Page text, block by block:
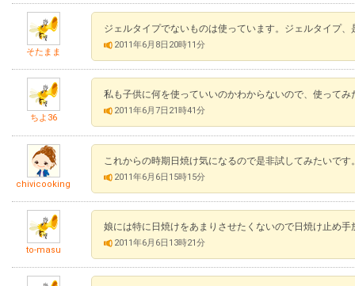
そたまま
ジェルタイプでないものは使っています。ジェルタイプ、
2011年6月8日20時11分
ちよ36
私も子供に何を使っていいのかわからないので、使ってみ
2011年6月7日21時41分
chivicooking
これからの時期日焼け気になるので是非試してみたいです
2011年6月6日15時15分
to-masu
娘には特に日焼けをあまりさせたくないので日焼け止め手
2011年6月6日13時21分